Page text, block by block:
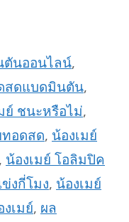
นออนไลน์,
สดแบดมินตัน,
ย์ ชนะหรือไม่,
ทอดสด, น้องเมย์
, น้องเมย์ โอลิมปิค
งกี่โมง, น้องเมย์
เมย์, ผล